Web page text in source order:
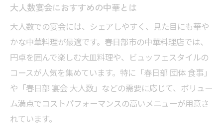
大人数宴会におすすめの中華とは
大人数での宴会には、シェアしやすく、見た目にも華や
かな中華料理が最適です。春日部市の中華料理店では、
円卓を囲んで楽しむ大皿料理や、ビュッフェスタイルの
コースが人気を集めています。特に「春日部 団体 食事」
や「春日部 宴会 大人数」などの需要に応じて、ボリュー
ム満点でコストパフォーマンスの高いメニューが用意さ
れています。